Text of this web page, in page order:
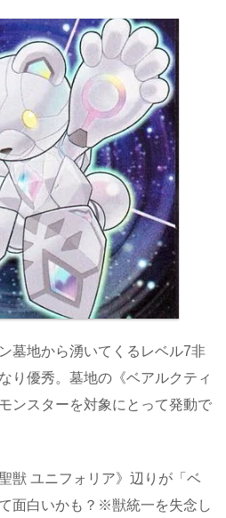
墓地から湧いてくるレベル7非
り優秀。墓地の《ベアルクティ
ンスターを対象にとって発動で
獣 ユニフォリア》辺りが「ベ
面白いかも？※獣統一を失念し